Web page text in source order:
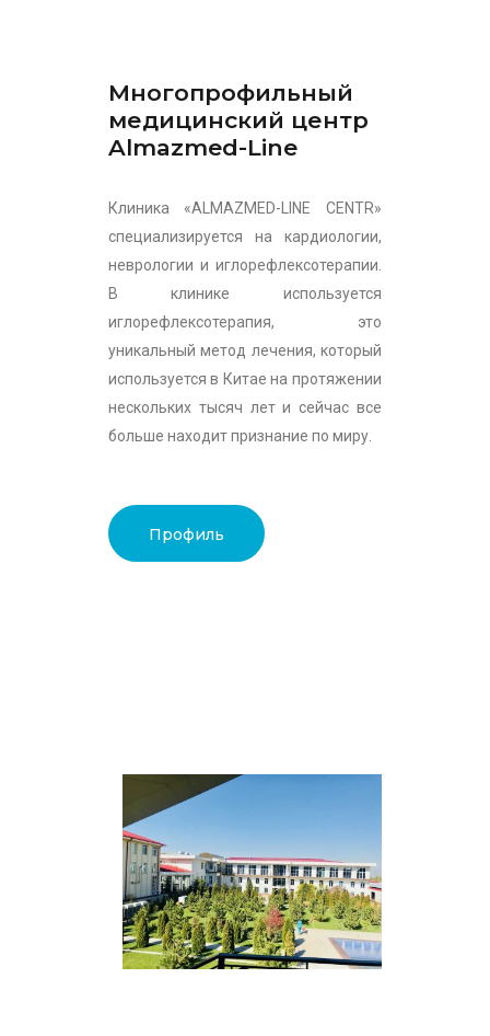
Многопрофильный
медицинский центр
Almazmed-Line
Клиника «ALMAZMED-LINE CENTR»
специализируется на кардиологии,
неврологии и иглорефлексотерапии.
В клинике используется
иглорефлексотерапия, это
уникальный метод лечения, который
используется в Китае на протяжении
нескольких тысяч лет и сейчас все
больше находит признание по миру.
Профиль